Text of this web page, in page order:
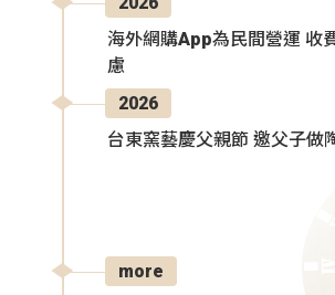
海外網購App為民間營運 收
慮
2026
台東窯藝慶父親節 邀父子做
more